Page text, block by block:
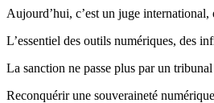
Aujourd’hui, c’est un juge
L’essentiel des outils numériques, des
La sanction ne passe plus par un
Reconquérir une souveraineté